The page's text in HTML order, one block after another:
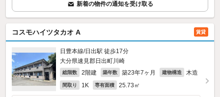
新着の物件の通知を受け取る
コスモハイツタカオ A 賃貸
日豊本線/日出駅 徒歩17分
大分県速見郡日出町川崎
総階数 2階建 築年数 築23年7ヶ月 建物構造 木造
間取り 1K 専有面積 25.73㎡